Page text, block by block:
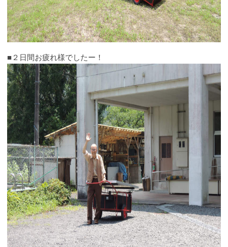
■２日間お疲れ様でしたー！